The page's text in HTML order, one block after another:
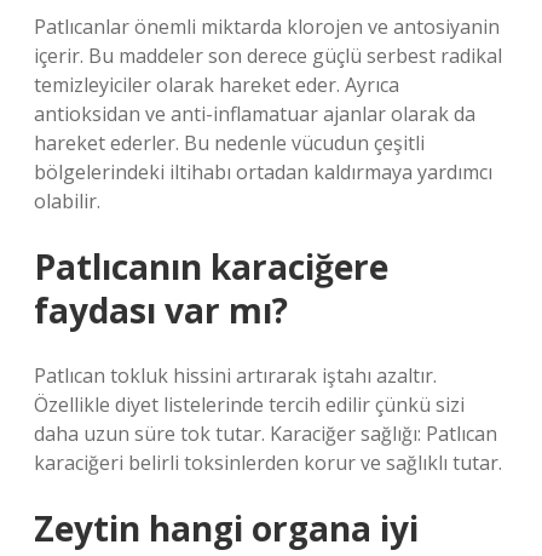
Patlıcanlar önemli miktarda klorojen ve antosiyanin
içerir. Bu maddeler son derece güçlü serbest radikal
temizleyiciler olarak hareket eder. Ayrıca
antioksidan ve anti-inflamatuar ajanlar olarak da
hareket ederler. Bu nedenle vücudun çeşitli
bölgelerindeki iltihabı ortadan kaldırmaya yardımcı
olabilir.
Patlıcanın karaciğere
faydası var mı?
Patlıcan tokluk hissini artırarak iştahı azaltır.
Özellikle diyet listelerinde tercih edilir çünkü sizi
daha uzun süre tok tutar. Karaciğer sağlığı: Patlıcan
karaciğeri belirli toksinlerden korur ve sağlıklı tutar.
Zeytin hangi organa iyi